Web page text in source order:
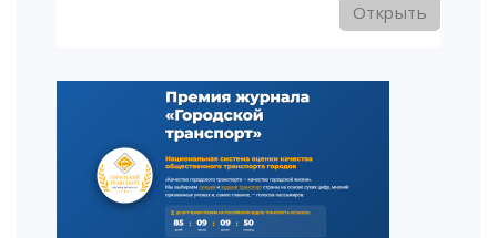
Открыть